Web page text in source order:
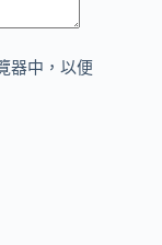
器中，以便